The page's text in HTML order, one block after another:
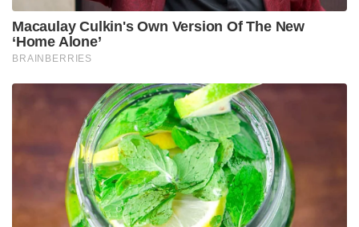
നിലയിലാണ്അദ്ദേഹത്തെ കണ്ടെത്തുന്നത്.
സമീപത്തായി കാമാഗ്രയുടെ ബോട്ടിലും
കണ്ടെത്തിയിരുന്നു.എന്നാൽമുകളിൽനിന്നുള്ള
മാറ്റുകയായിരുന്നുവെന്നും പേര്വെളിപ്പെടുത്താത്ത
ഉദ്യോഗസ്ഥൻ പറഞ്ഞു. വോണിനെ പോലെ മഹാനായ
ഒരാളുടെ മരണംഇത്തരമൊരു കാരണത്തില്‍
അടയാളപ്പെടുത്തുന്നത് നീതികേടാണെന്ന് ഉന്നത
ഉദ്യോഗസ്ഥന്‍തന്നോട് പറഞ്ഞുവെന്നും ഇതനുസരിച്ച്
കാമാഗ്രയുടെ കുപ്പി താന്‍
മാറ്റുകയായിരുന്നുവെന്നുംഅദ്ദേഹം കൂട്ടിച്ചേര്‍ക്കുന്നു.